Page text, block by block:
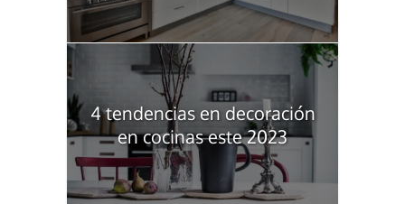
4 tendencias en decoración
en cocinas este 2023